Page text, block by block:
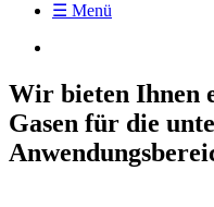
☰ Menü
Wir bieten Ihnen
Gasen für die